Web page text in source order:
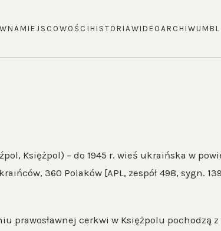
MIEJSCOWOŚCI HISTORIA WIDEOARCHIWUM
Księżpol) – do 1945 r. wieś ukraińska w
360 Polaków [APL, zespół 498, sygn.
prawosławnej cerkwi w Księżpolu pochodzą